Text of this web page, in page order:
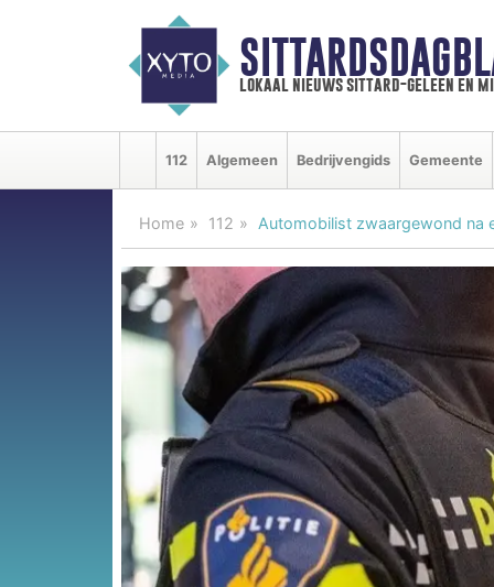
lokaal nieuws sittard-geleen en
112 Algemeen Bedrijvengids Gemeente
Home 112 Automobilist zwaargewond na